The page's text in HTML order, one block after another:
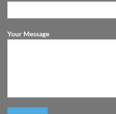
Your Message